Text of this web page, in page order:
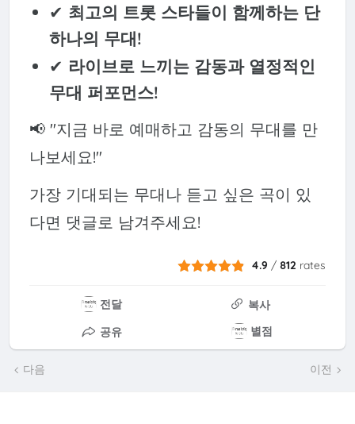
✔ 최고의 트롯 스타들이 함께하는 단
하나의 무대!
✔ 라이브로 느끼는 감동과 열정적인
무대 퍼포먼스!
📢 "지금 바로 예매하고 감동의 무대를 만
나보세요!"
가장 기대되는 무대나 듣고 싶은 곡이 있
다면 댓글로 남겨주세요!
4.9 / 812 rates
전달
복사
공유
별점
다음 이전